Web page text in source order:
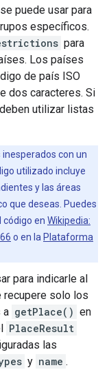
se puede usar para
específicos.
para
Los países
de país ISO
dos caracteres. Si
utilizar listas
con un
utilizado incluye
y las áreas
que deseas. Puedes
en Wikipedia:
o en la Plataforma
para indicarle al
recupere solo los
a getPlace() en
PlaceResult
las
y name .